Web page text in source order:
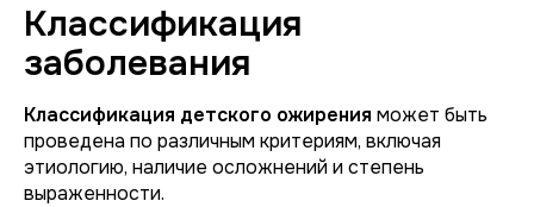
Классификация
заболевания
Классификация детского ожирения может быть
проведена по различным критериям, включая
этиологию, наличие осложнений и степень
выраженности.